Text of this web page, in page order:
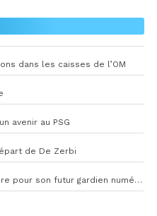
dans les caisses de l’OM
avenir au PSG
de De Zerbi
Restes, Atubolu, Bulka… L’OM galère pour son futur gardien numéro 1